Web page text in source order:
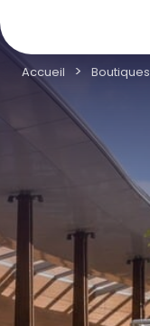
Accueil Boutiques